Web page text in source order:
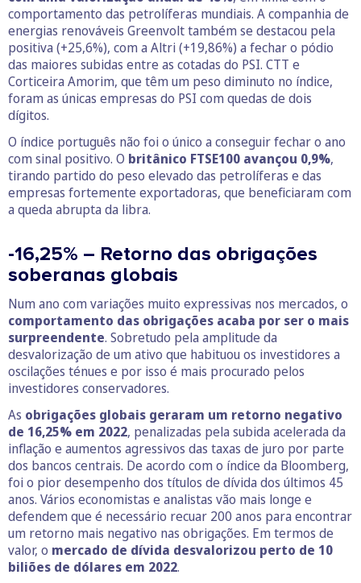
comportamento das petrolíferas mundiais. A companhia de
energias renováveis Greenvolt também se destacou pela
positiva (+25,6%), com a Altri (+19,86%) a fechar o pódio
das maiores subidas entre as cotadas do PSI. CTT e
Corticeira Amorim, que têm um peso diminuto no índice,
foram as únicas empresas do PSI com quedas de dois
dígitos.
O índice português não foi o único a conseguir fechar o ano
com sinal positivo. O britânico FTSE100 avançou 0,9%,
tirando partido do peso elevado das petrolíferas e das
empresas fortemente exportadoras, que beneficiaram com
a queda abrupta da libra.
-16,25% – Retorno das obrigações
soberanas globais
Num ano com variações muito expressivas nos mercados, o
comportamento das obrigações acaba por ser o mais
surpreendente. Sobretudo pela amplitude da
desvalorização de um ativo que habituou os investidores a
oscilações ténues e por isso é mais procurado pelos
investidores conservadores.
As obrigações globais geraram um retorno negativo
de 16,25% em 2022, penalizadas pela subida acelerada da
inflação e aumentos agressivos das taxas de juro por parte
dos bancos centrais. De acordo com o índice da Bloomberg,
foi o pior desempenho dos títulos de dívida dos últimos 45
anos. Vários economistas e analistas vão mais longe e
defendem que é necessário recuar 200 anos para encontrar
um retorno mais negativo nas obrigações. Em termos de
valor, o mercado de dívida desvalorizou perto de 10
biliões de dólares em 2022.